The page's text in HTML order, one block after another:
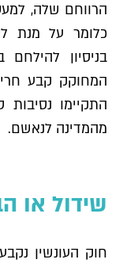
הרווחם שלה,
כלומר על מנת
בניסיון
המחוקק קבע
התקיימו
מהמדינה לנאשם.
שידול או
חוק העונשין